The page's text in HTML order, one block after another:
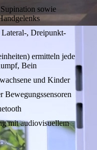
sowie
, Dreipunkt-
ermitteln jede
Bein
und Kinder
Bewegungssensoren
mit audiovisuellem